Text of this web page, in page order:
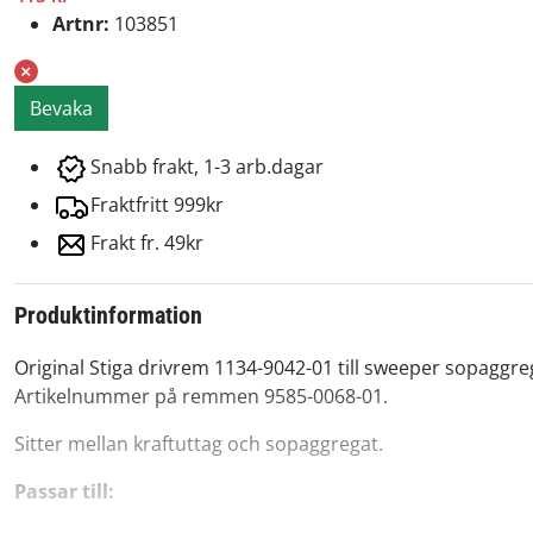
Artnr: 103851
Bevaka
Snabb frakt, 1-3 arb.dagar
Fraktfritt 999kr
Frakt fr. 49kr
Produktinformation
Original Stiga drivrem 1134-9042-01 till sweeper
Artikelnummer på remmen 9585-0068-01.
Sitter mellan kraftuttag och sopaggregat.
Passar till: